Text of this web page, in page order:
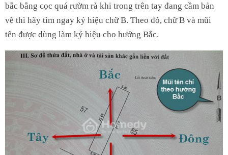
bắc bằng cọc quá rườm rà khi trong trên tay đang cầm bản
vẽ thì hãy tìm ngay ký hiệu chữ B. Theo đó, chữ B và mũi
tên được dùng làm ký hiệu cho hướng Bắc.